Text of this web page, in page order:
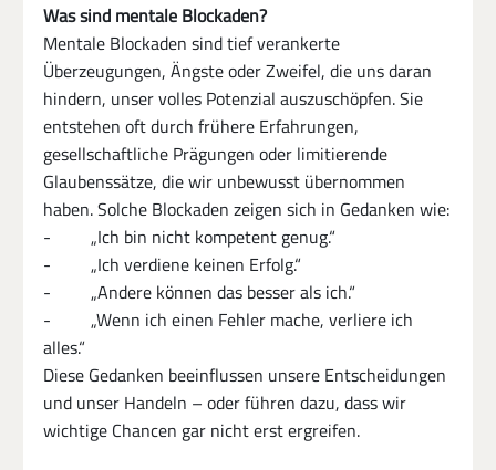
Was sind mentale Blockaden?
Mentale Blockaden sind tief verankerte
Überzeugungen, Ängste oder Zweifel, die uns daran
hindern, unser volles Potenzial auszuschöpfen. Sie
entstehen oft durch frühere Erfahrungen,
gesellschaftliche Prägungen oder limitierende
Glaubenssätze, die wir unbewusst übernommen
haben. Solche Blockaden zeigen sich in Gedanken wie:
-         „Ich bin nicht kompetent genug.“
-         „Ich verdiene keinen Erfolg.“
-         „Andere können das besser als ich.“
-         „Wenn ich einen Fehler mache, verliere ich
alles.“
Diese Gedanken beeinflussen unsere Entscheidungen
und unser Handeln – oder führen dazu, dass wir
wichtige Chancen gar nicht erst ergreifen.